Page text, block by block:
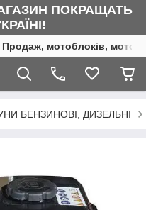
ПОКРАЩАТЬ
мотоблоків,
БЕНЗИНОВІ, ДИЗЕЛЬНІ